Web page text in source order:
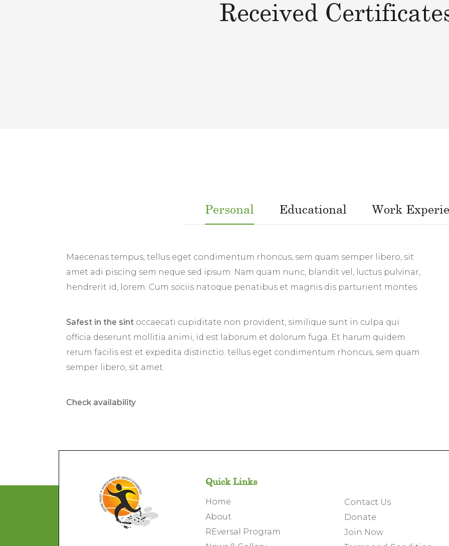
Received
Personal Educational Work
Maecenas tempus, tellus eget condimentum rhoncus, sem quam semper libero, sit
amet adi piscing sem neque sed ipsum. Nam quam nunc, blandit vel, luctus pulvinar,
hendrerit id, lorem. Cum sociis natoque penatibus et magnis dis parturient montes.
Safest in the sint occaecati cupiditate non provident, similique sunt in culpa qui
officia deserunt mollitia animi, id est laborum et dolorum fuga. Et harum quidem
rerum facilis est et expedita distinctio. tellus eget condimentum rhoncus, sem quam
semper libero, sit amet.
Check availability
Quick Links
Home
About
REversal Program
Contact Us
Donate
Join Now